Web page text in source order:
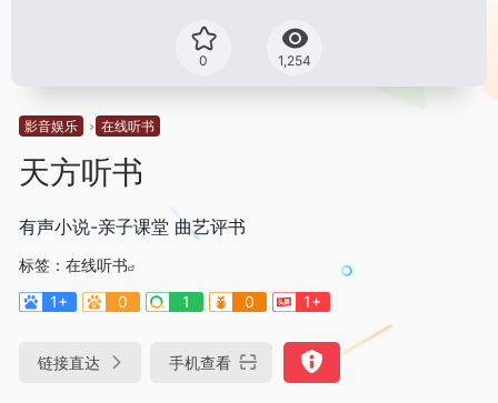
0 1,254
影音娱乐 在线听书
天方听书
有声小说-亲子课堂 曲艺评书
标签： 在线听书
1+
0 1 0 1+
链接直达 手机查看